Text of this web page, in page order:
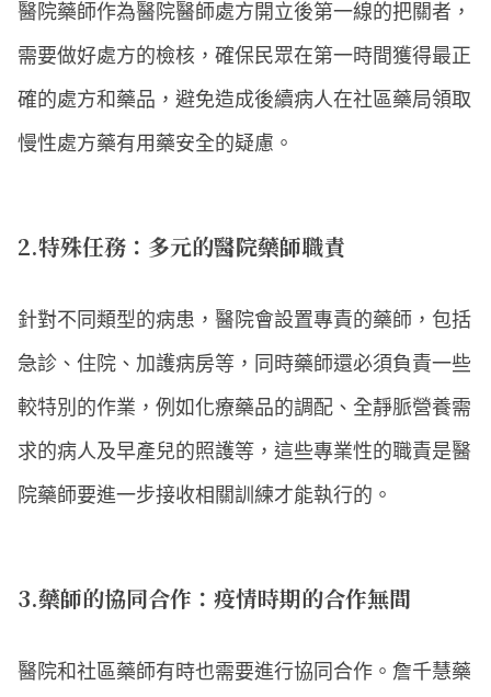
醫院藥師作為醫院醫師處方開立後第一線的把關者，
需要做好處方的檢核，確保民眾在第一時間獲得最正
確的處方和藥品，避免造成後續病人在社區藥局領取
慢性處方藥有用藥安全的疑慮。
2.特殊任務：多元的醫院藥師職責
針對不同類型的病患，醫院會設置專責的藥師，包括
急診、住院、加護病房等，同時藥師還必須負責一些
較特別的作業，例如化療藥品的調配、全靜脈營養需
求的病人及早產兒的照護等，這些專業性的職責是醫
院藥師要進一步接收相關訓練才能執行的。
3.藥師的協同合作：疫情時期的合作無間
醫院和社區藥師有時也需要進行協同合作。詹千慧藥